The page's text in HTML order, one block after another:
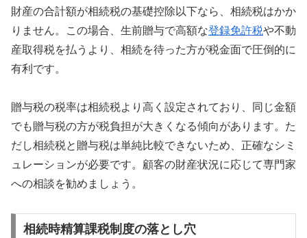
財産の合計額が相続税の基礎控除以下なら、相続税はかか
りません。この場合、生前贈与で高額な登録免許税や不動
産取得税を払うより、相続を待った方が税金面で圧倒的に
有利です。
贈与税の税率は相続税より高く設定されており、同じ金額
でも贈与税の方が税負担が大きくなる傾向があります。た
だし相続税と贈与税は単純比較できないため、正確なシミ
ュレーションが必要です。顧客の財産状況に応じて専門家
への相談を勧めましょう。
相続時精算課税制度の落とし穴